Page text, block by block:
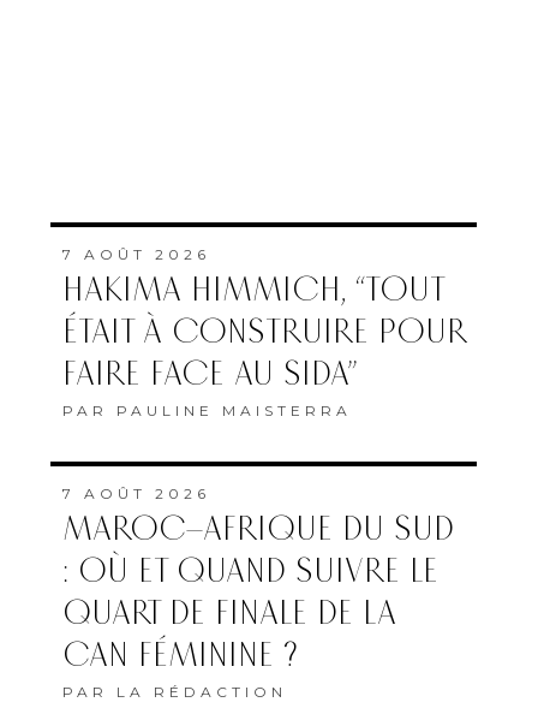
7 AOÛT 2026
HAKIMA HIMMICH, “TOUT
ÉTAIT À CONSTRUIRE POUR
FAIRE FACE AU SIDA”
PAR PAULINE MAISTERRA
7 AOÛT 2026
MAROC–AFRIQUE DU SUD
: OÙ ET QUAND SUIVRE LE
QUART DE FINALE DE LA
CAN FÉMININE ?
PAR LA RÉDACTION